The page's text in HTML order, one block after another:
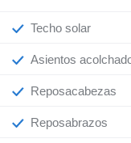
Techo solar
Asientos
Reposacabezas
Reposabrazos